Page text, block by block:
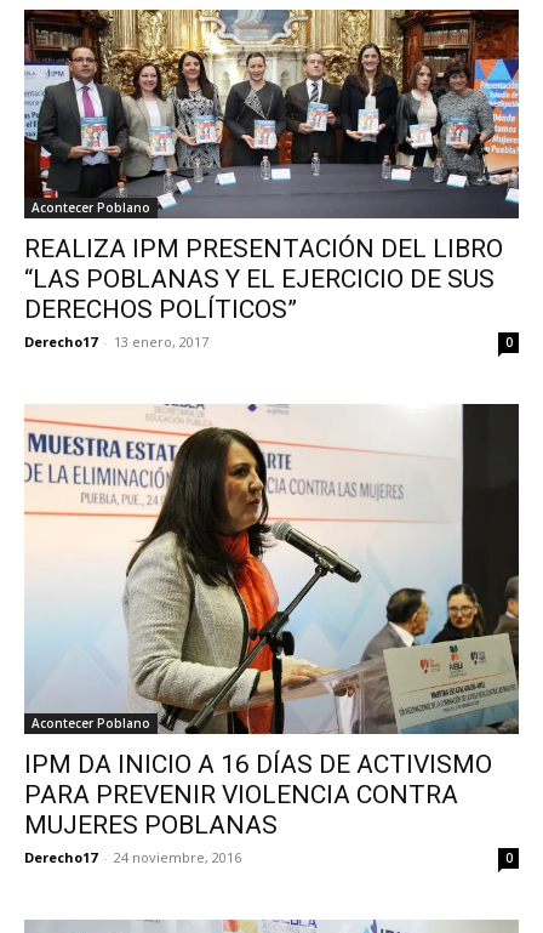
Acontecer Poblano
REALIZA IPM PRESENTACIÓN DEL LIBRO
“LAS POBLANAS Y EL EJERCICIO DE SUS
DERECHOS POLÍTICOS”
Derecho17 - 13 enero, 2017 0
Acontecer Poblano
IPM DA INICIO A 16 DÍAS DE ACTIVISMO
PARA PREVENIR VIOLENCIA CONTRA
MUJERES POBLANAS
Derecho17 - 24 noviembre, 2016 0